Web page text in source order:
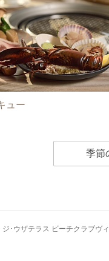
ュー
季節
ジ･ウザテラス ビーチクラブヴ